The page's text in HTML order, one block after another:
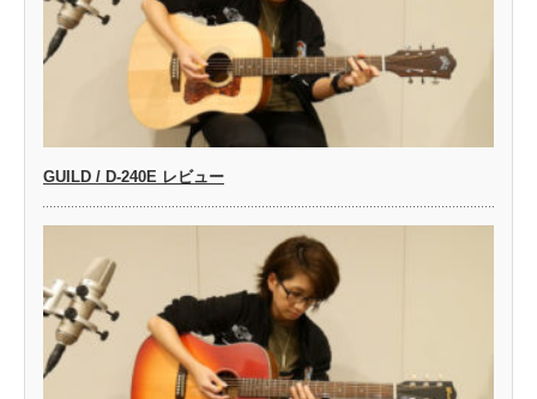
GUILD / D-240E レビュー